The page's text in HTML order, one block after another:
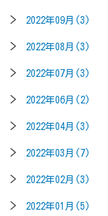
2022年09月(3)
2022年08月(3)
2022年07月(3)
2022年06月(2)
2022年04月(3)
2022年03月(7)
2022年02月(3)
2022年01月(5)